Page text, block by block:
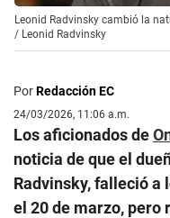
Leonid Radvinsky cambió la
/ Leonid Radvinsky
PorRedacción EC
24/03/2026, 11:06 a.m.
Los aficionados de
noticia de que el
Radvinsky, falleció a
el 20 de marzo, pero